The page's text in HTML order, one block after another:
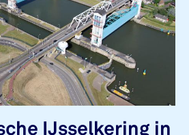
IJsselkering in